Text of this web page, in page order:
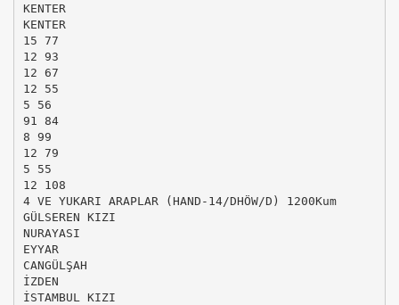
KENTER
KENTER
15 77
12 93
12 67
12 55
5 56
91 84
8 99
12 79
5 55
12 108
4 VE YUKARI ARAPLAR (HAND-14/DHÖW/D) 1200Kum
GÜLSEREN KIZI
NURAYASI
EYYAR
CANGÜLŞAH
İZDEN
İSTAMBUL KIZI